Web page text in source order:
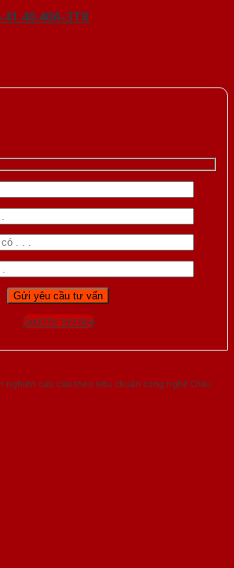
3TK
Gọi 0976.169.864
nghiên cứu cửa theo tiêu chuẩn công nghệ Châu